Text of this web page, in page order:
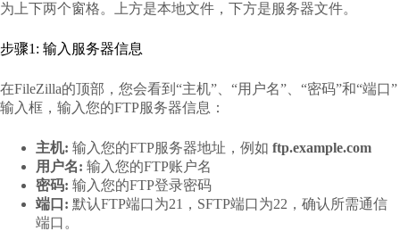
为上下两个窗格。上方是本地文件，下方是服务器文件。
步骤1: 输入服务器信息
在FileZilla的顶部，您会看到“主机”、“用户名”、“密码”和“端口”
输入框，输入您的FTP服务器信息：
主机: 输入您的FTP服务器地址，例如 ftp.example.com
用户名: 输入您的FTP账户名
密码: 输入您的FTP登录密码
端口: 默认FTP端口为21，SFTP端口为22，确认所需通信
端口。